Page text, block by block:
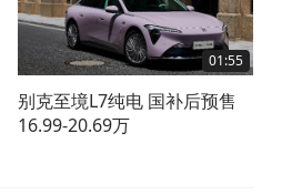
01:55
别克至境L7纯电 国补后预售
16.99-20.69万